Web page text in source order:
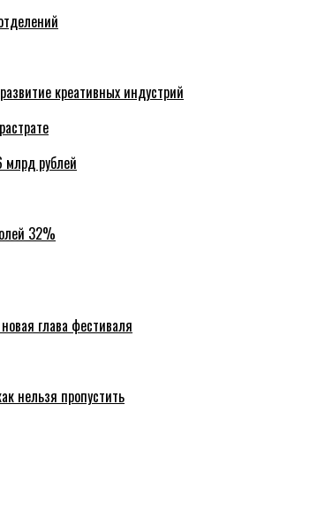
креативных индустрий
млрд рублей
32%
глава фестиваля
нельзя пропустить